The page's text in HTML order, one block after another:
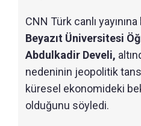
CNN Türk canlı yayınına
Beyazıt Üniversitesi
Abdulkadir Develi,
nedeninin jeopolitik
küresel ekonomideki
olduğunu söyledi.